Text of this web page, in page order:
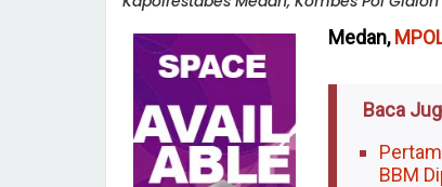
Medan,
Baca
BBM